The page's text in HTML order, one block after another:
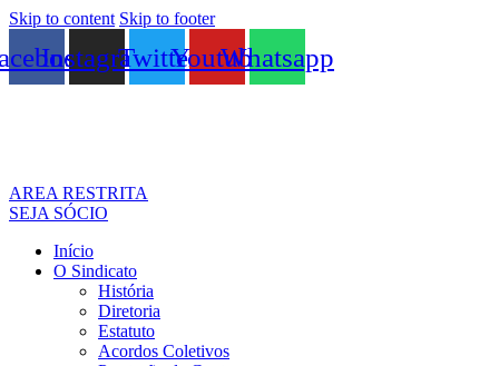
Skip to content Skip to footer
InstagramTwitterYoutubeWhatsapp
AREA RESTRITA
SEJA SÓCIO
Início
O Sindicato
História
Diretoria
Estatuto
Acordos Coletivos